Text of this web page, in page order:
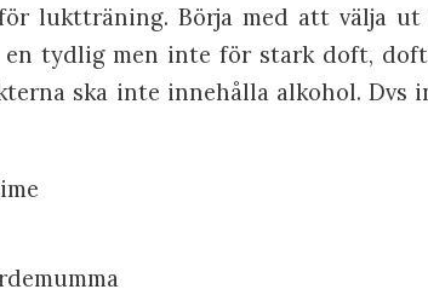
luktträning. Börja med att välja
en tydlig men inte för stark doft,
ska inte innehålla alkohol. Dvs